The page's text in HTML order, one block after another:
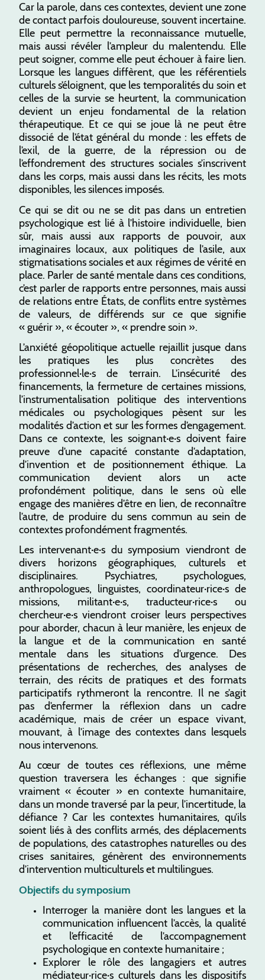
Car la parole, dans ces contextes, devient une zone
de contact parfois douloureuse, souvent incertaine.
Elle peut permettre la reconnaissance mutuelle,
mais aussi révéler l’ampleur du malentendu. Elle
peut soigner, comme elle peut échouer à faire lien.
Lorsque les langues diffèrent, que les référentiels
culturels s’éloignent, que les temporalités du soin et
celles de la survie se heurtent, la communication
devient un enjeu fondamental de la relation
thérapeutique. Et ce qui se joue là ne peut être
dissocié de l’état général du monde : les effets de
l’exil, de la guerre, de la répression ou de
l’effondrement des structures sociales s’inscrivent
dans les corps, mais aussi dans les récits, les mots
disponibles, les silences imposés.
Ce qui se dit ou ne se dit pas dans un entretien
psychologique est lié à l’histoire individuelle, bien
sûr, mais aussi aux rapports de pouvoir, aux
imaginaires locaux, aux politiques de l’asile, aux
stigmatisations sociales et aux régimes de vérité en
place. Parler de santé mentale dans ces conditions,
c’est parler de rapports entre personnes, mais aussi
de relations entre États, de conflits entre systèmes
de valeurs, de différends sur ce que signifie
« guérir », « écouter », « prendre soin ».
L’anxiété géopolitique actuelle rejaillit jusque dans
les pratiques les plus concrètes des
professionnel·le·s de terrain. L’insécurité des
financements, la fermeture de certaines missions,
l’instrumentalisation politique des interventions
médicales ou psychologiques pèsent sur les
modalités d’action et sur les formes d’engagement.
Dans ce contexte, les soignant·e·s doivent faire
preuve d’une capacité constante d’adaptation,
d’invention et de positionnement éthique. La
communication devient alors un acte
profondément politique, dans le sens où elle
engage des manières d’être en lien, de reconnaître
l’autre, de produire du sens commun au sein de
contextes profondément fragmentés.
Les intervenant·e·s du symposium viendront de
divers horizons géographiques, culturels et
disciplinaires. Psychiatres, psychologues,
anthropologues, linguistes, coordinateur·rice·s de
missions, militant·e·s, traducteur·rice·s ou
chercheur·e·s viendront croiser leurs perspectives
pour aborder, chacun à leur manière, les enjeux de
la langue et de la communication en santé
mentale dans les situations d’urgence. Des
présentations de recherches, des analyses de
terrain, des récits de pratiques et des formats
participatifs rythmeront la rencontre. Il ne s’agit
pas d’enfermer la réflexion dans un cadre
académique, mais de créer un espace vivant,
mouvant, à l’image des contextes dans lesquels
nous intervenons.
Au cœur de toutes ces réflexions, une même
question traversera les échanges : que signifie
vraiment « écouter » en contexte humanitaire,
dans un monde traversé par la peur, l’incertitude, la
défiance ? Car les contextes humanitaires, qu’ils
soient liés à des conflits armés, des déplacements
de populations, des catastrophes naturelles ou des
crises sanitaires, génèrent des environnements
d’intervention multiculturels et multilingues.
Objectifs du symposium
Interroger la manière dont les langues et la
communication influencent l’accès, la qualité
et l’efficacité de l’accompagnement
psychologique en contexte humanitaire ;
Explorer le rôle des langagiers et autres
médiateur·rice·s culturels dans les dispositifs